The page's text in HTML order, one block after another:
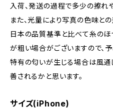
入荷、発送の過程で多少の擦れ
また、光量により写真の色味と
日本の品質基準と比べて糸の
が粗い場合がございますので、予
特有の匂いが生じる場合は風通
善されるかと思います。
サイズ(iPhone)